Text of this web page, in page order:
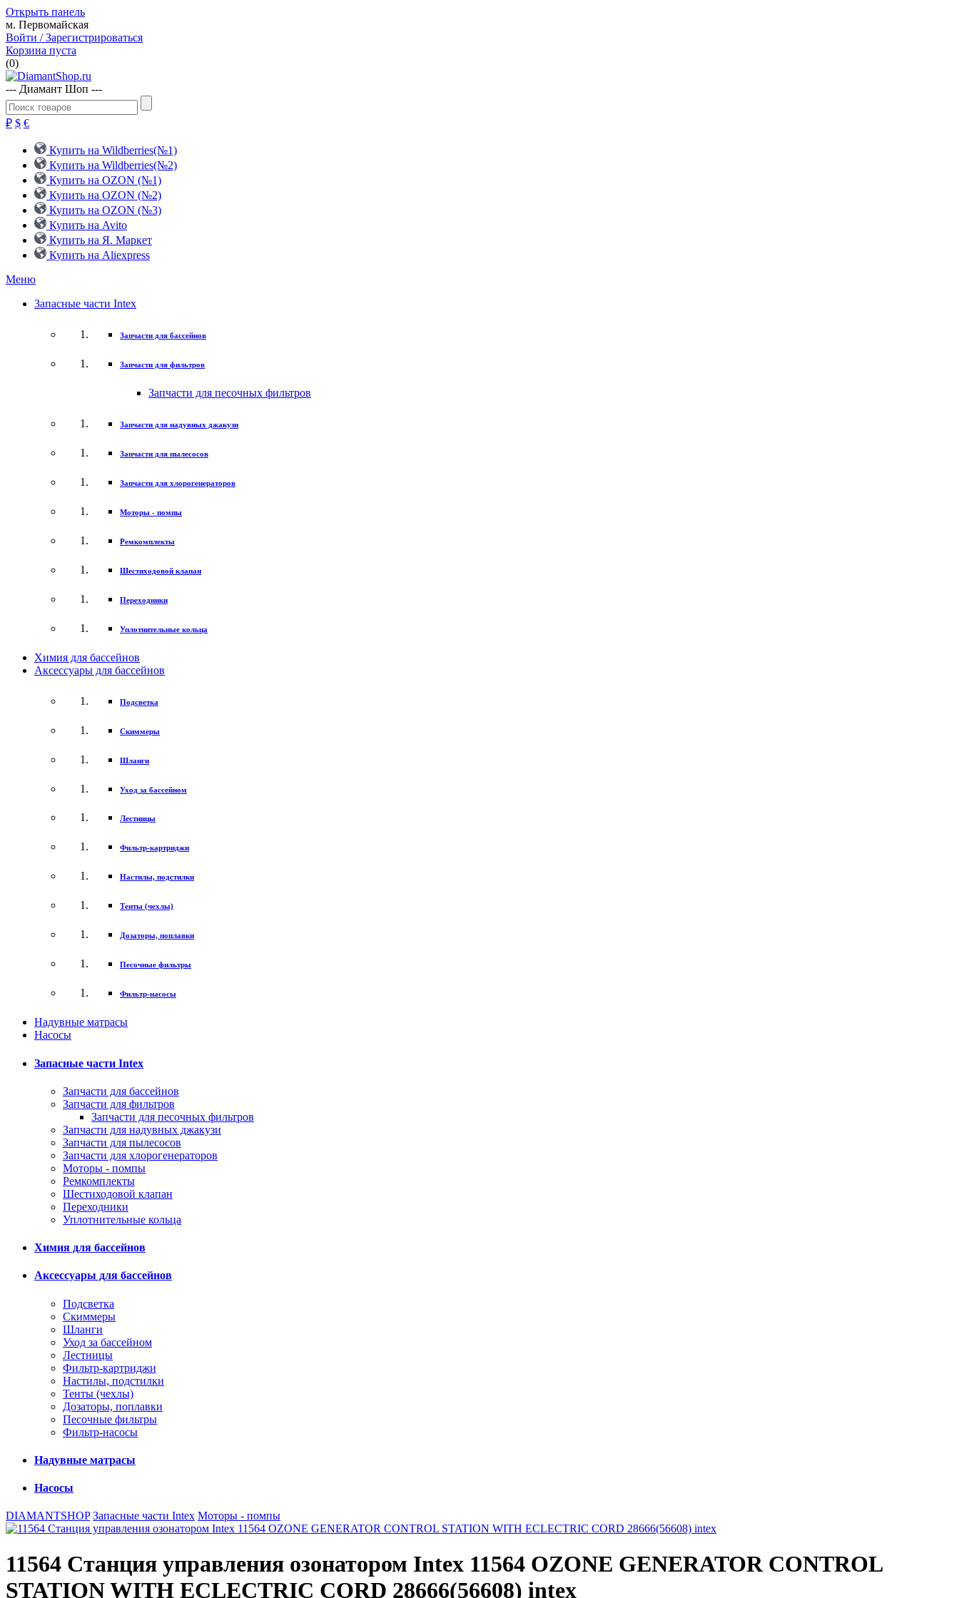
Открыть панель
м. Первомайская
Войти / Зарегистрироваться
Корзина пуста
(0)
--- Диамант Шоп ---
₽ $ €
Купить на Wildberries(№1)
Купить на Wildberries(№2)
Купить на OZON (№1)
Купить на OZON (№2)
Купить на OZON (№3)
Купить на Avito
Купить на Я. Маркет
Купить на Aliexpress
Меню
Запасные части Intex
Запчасти для бассейнов
Запчасти для фильтров
Запчасти для песочных фильтров
Запчасти для надувных джакузи
Запчасти для пылесосов
Запчасти для хлорогенераторов
Моторы - помпы
Ремкомплекты
Шестиходовой клапан
Переходники
Уплотнительные кольца
Химия для бассейнов
Аксессуары для бассейнов
Подсветка
Скиммеры
Шланги
Уход за бассейном
Лестницы
Фильтр-картриджи
Настилы, подстилки
Тенты (чехлы)
Дозаторы, поплавки
Песочные фильтры
Фильтр-насосы
Надувные матрасы
Насосы
Запасные части Intex
Запчасти для бассейнов
Запчасти для фильтров
Запчасти для песочных фильтров
Запчасти для надувных джакузи
Запчасти для пылесосов
Запчасти для хлорогенераторов
Моторы - помпы
Ремкомплекты
Шестиходовой клапан
Переходники
Уплотнительные кольца
Химия для бассейнов
Аксессуары для бассейнов
Подсветка
Скиммеры
Шланги
Уход за бассейном
Лестницы
Фильтр-картриджи
Настилы, подстилки
Тенты (чехлы)
Дозаторы, поплавки
Песочные фильтры
Фильтр-насосы
Надувные матрасы
Насосы
DIAMANTSHOP Запасные части Intex Моторы - помпы
11564 Станция управления озонатором Intex 11564 OZONE GENERATOR CONTROL
STATION WITH ECLECTRIC CORD 28666(56608) intex